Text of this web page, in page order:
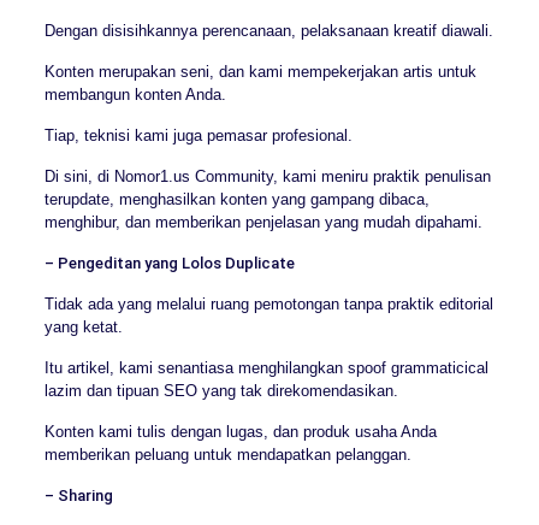
Dengan disisihkannya perencanaan, pelaksanaan kreatif diawali.
Konten merupakan seni, dan kami mempekerjakan artis untuk
membangun konten Anda.
Tiap, teknisi kami juga pemasar profesional.
Di sini, di Nomor1.us Community, kami meniru praktik penulisan
terupdate, menghasilkan konten yang gampang dibaca,
menghibur, dan memberikan penjelasan yang mudah dipahami.
– Pengeditan yang Lolos Duplicate
Tidak ada yang melalui ruang pemotongan tanpa praktik editorial
yang ketat.
Itu artikel, kami senantiasa menghilangkan spoof grammaticical
lazim dan tipuan SEO yang tak direkomendasikan.
Konten kami tulis dengan lugas, dan produk usaha Anda
memberikan peluang untuk mendapatkan pelanggan.
– Sharing